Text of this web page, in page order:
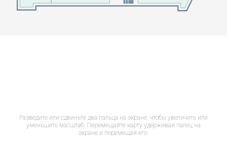
Разведите или сдвиньте два пальца на экране, чтобы увеличить или
уменьшить масштаб. Перемещайте карту удерживая палец на
экране и перемещая его.